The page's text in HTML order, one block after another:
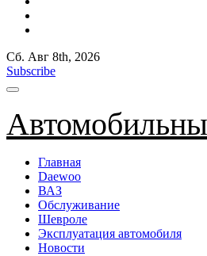
Сб. Авг 8th, 2026
Subscribe
Главная
Daewoo
ВАЗ
Обслуживание
Шевроле
Эксплуатация автомобиля
Новости